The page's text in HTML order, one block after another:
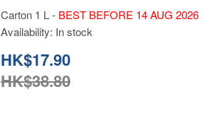
Carton 1 L - BEST BEFORE 14 AUG 2026
Availability: In stock
HK$17.90
HK$38.80